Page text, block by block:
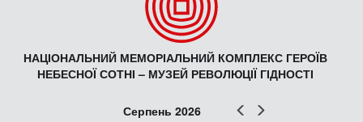
НАЦІОНАЛЬНИЙ МЕМОРІАЛЬНИЙ КОМПЛЕКС ГЕРОЇВ
НЕБЕСНОЇ СОТНІ – МУЗЕЙ РЕВОЛЮЦІЇ ГІДНОСТІ
Попер
Серпень 2026